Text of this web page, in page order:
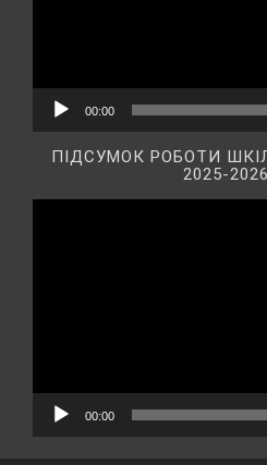
00:00
ПІДСУМОК РОБОТИ
2025-
00:00